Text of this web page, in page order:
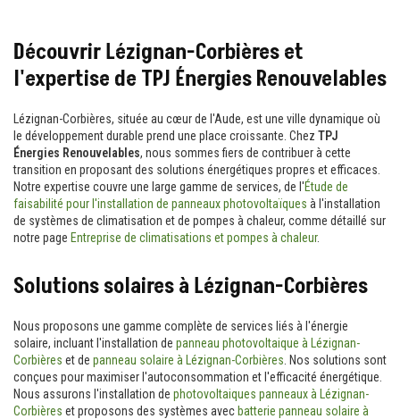
Découvrir Lézignan-Corbières et
l'expertise de TPJ Énergies Renouvelables
Lézignan-Corbières, située au cœur de l'Aude, est une ville dynamique où
le développement durable prend une place croissante. Chez TPJ
Énergies Renouvelables, nous sommes fiers de contribuer à cette
transition en proposant des solutions énergétiques propres et efficaces.
Notre expertise couvre une large gamme de services, de l'Étude de
faisabilité pour l'installation de panneaux photovoltaïques à l'installation
de systèmes de climatisation et de pompes à chaleur, comme détaillé sur
notre page Entreprise de climatisations et pompes à chaleur.
Solutions solaires à Lézignan-Corbières
Nous proposons une gamme complète de services liés à l'énergie
solaire, incluant l'installation de panneau photovoltaique à Lézignan-
Corbières et de panneau solaire à Lézignan-Corbières . Nos solutions sont
conçues pour maximiser l'autoconsommation et l'efficacité énergétique.
Nous assurons l'installation de photovoltaiques panneaux à Lézignan-
Corbières et proposons des systèmes avec batterie panneau solaire à